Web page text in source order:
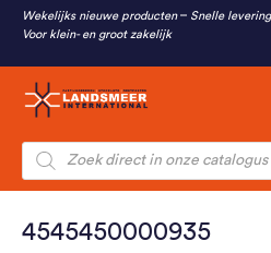
Wekelijks nieuwe producten
Snelle
Voor klein- en groot zakelijk
Producten
zoeken
4545450000935